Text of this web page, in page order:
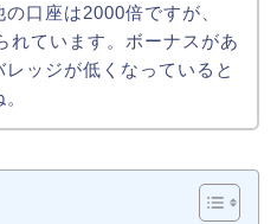
口座は2000倍ですが、
れています。ボーナスがあ
レッジが低くなっていると